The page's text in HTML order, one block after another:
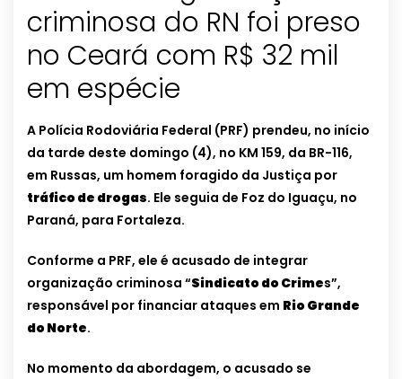
criminosa do RN foi preso
no Ceará com R$ 32 mil
em espécie
A Polícia Rodoviária Federal (PRF) prendeu, no início
da tarde deste domingo (4), no KM 159, da BR-116,
em Russas, um homem foragido da Justiça por
tráfico de drogas. Ele seguia de Foz do Iguaçu, no
Paraná, para Fortaleza.
Conforme a PRF, ele é acusado de integrar
organização criminosa “Sindicato do Crimes”,
responsável por financiar ataques em Rio Grande
do Norte.
No momento da abordagem, o acusado se